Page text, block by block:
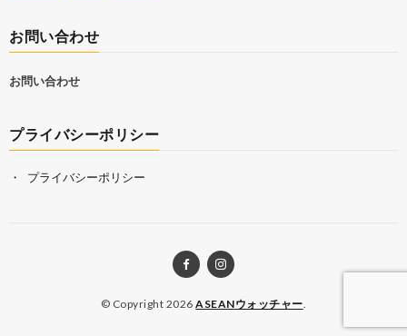
お問い合わせ
お問い合わせ
プライバシーポリシー
プライバシーポリシー
© Copyright 2026ASEANウォッチャー.